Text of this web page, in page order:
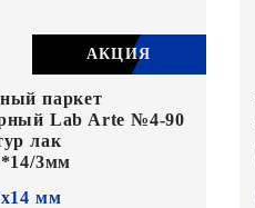
АКЦИЯ
паркет
Lab Arte №4-90
лак
3мм
мм